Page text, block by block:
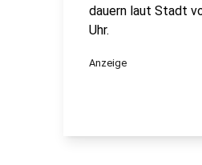
dauern laut Stadt
Uhr.
Anzeige